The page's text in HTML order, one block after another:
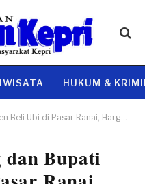
HUKUM &
Ranai, Harga dan Stok Bahan Pangan Aman
dan Bupati